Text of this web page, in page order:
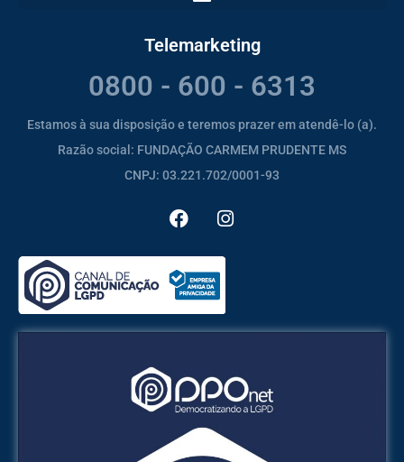
Telemarketing
0800 - 600 - 6313
Estamos à sua disposição e teremos prazer em atendê-lo (a).
Razão social: FUNDAÇÃO CARMEM PRUDENTE MS
CNPJ: 03.221.702/0001-93